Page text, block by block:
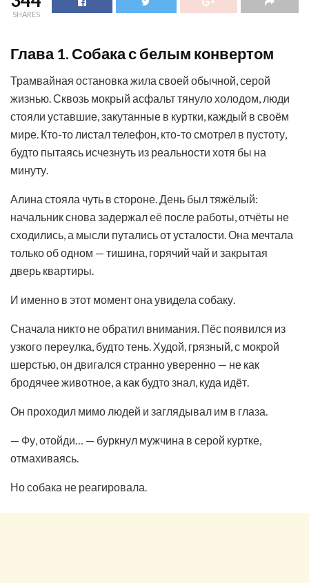
SHARES
Глава 1. Собака с белым конвертом
Трамвайная остановка жила своей обычной, серой
жизнью. Сквозь мокрый асфальт тянуло холодом, люди
стояли уставшие, закутанные в куртки, каждый в своём
мире. Кто-то листал телефон, кто-то смотрел в пустоту,
будто пытаясь исчезнуть из реальности хотя бы на
минуту.
Алина стояла чуть в стороне. День был тяжёлый:
начальник снова задержал её после работы, отчёты не
сходились, а мысли путались от усталости. Она мечтала
только об одном — тишина, горячий чай и закрытая
дверь квартиры.
И именно в этот момент она увидела собаку.
Сначала никто не обратил внимания. Пёс появился из
узкого переулка, будто тень. Худой, грязный, с мокрой
шерстью, он двигался странно уверенно — не как
бродячее животное, а как будто знал, куда идёт.
Он проходил мимо людей и заглядывал им в глаза.
— Фу, отойди… — буркнул мужчина в серой куртке,
отмахиваясь.
Но собака не реагировала.